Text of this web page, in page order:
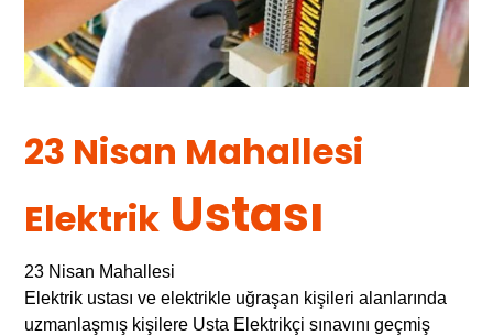
23 Nisan Mahallesi
Elektrik Ustası
23 Nisan Mahallesi
Elektrik ustası ve elektrikle uğraşan kişileri alanlarında
uzmanlaşmış kişilere Usta Elektrikçi sınavını geçmiş